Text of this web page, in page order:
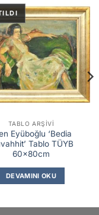
TABLO ARŞIVI
Eyüboğlu ‘Bedia
Tablo TÜYB
60x80cm
DEVAMINI OKU